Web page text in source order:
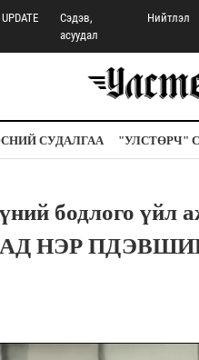
UPDATE
Сэдэв,
асуудал
Нийтлэл
СУДАЛГАА "УЛСТӨРЧ"
бодлого үйл
НЭР